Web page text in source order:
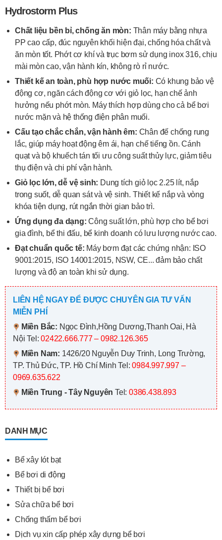
Hydrostorm Plus
Chất liệu bền bỉ, chống ăn mòn: Thân máy bằng nhựa
PP cao cấp, đúc nguyên khối hiện đại, chống hóa chất và
ăn mòn tốt. Phớt cơ khí và trục bơm sử dụng inox 316, chịu
mài mòn cao, vận hành kín, không rò rỉ nước.
Thiết kế an toàn, phù hợp nước muối: Có khung bảo vệ
động cơ, ngăn cách động cơ với giỏ lọc, hạn chế ảnh
hưởng nếu phớt mòn. Máy thích hợp dùng cho cả bể bơi
nước mặn và hệ thống điện phân muối.
Cấu tạo chắc chắn, vận hành êm: Chân đế chống rung
lắc, giúp máy hoạt động êm ái, hạn chế tiếng ồn. Cánh
quạt và bộ khuếch tán tối ưu công suất thủy lực, giảm tiêu
thụ điện và chi phí vận hành.
Giỏ lọc lớn, dễ vệ sinh: Dung tích giỏ lọc 2.25 lít, nắp
trong suốt, dễ quan sát và vệ sinh. Thiết kế nắp và vòng
khóa tiện dụng, rút ngắn thời gian bảo trì.
Ứng dụng đa dạng:Công suất lớn, phù hợp cho bể bơi
gia đình, bể thi đấu, bể kinh doanh có lưu lượng nước cao.
Đạt chuẩn quốc tế: Máy bơm đạt các chứng nhận: ISO
9001:2015, ISO 14001:2015, NSW, CE... đảm bảo chất
lượng và độ an toàn khi sử dụng.
LIÊN HỆ NGAY ĐỂ ĐƯỢC CHUYÊN GIA TƯ VẤN
MIỄN PHÍ
Miền Bắc: Ngọc Đình,Hồng Dương,Thanh Oai, Hà
Nội Tel:02422.666.777 – 0982.126.365
Miền Nam: 1426/20 Nguyễn Duy Trinh, Long Trường,
TP. Thủ Đức, TP. Hồ Chí Minh Tel:0984.997.997 –
0969.635.622
Miền Trung - Tây Nguyên Tel:0386.438.893
DANH MỤC
Bể xây lót bạt
Bể bơi di động
Thiết bị bể bơi
Sửa chữa bể bơi
Chống thấm bể bơi
Dịch vụ xin cấp phép xây dựng bể bơi